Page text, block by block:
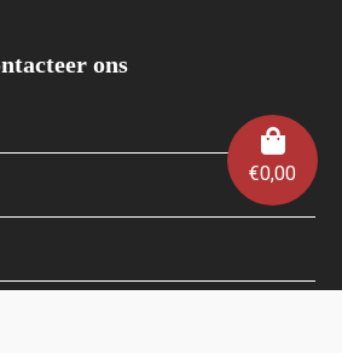
€0,00
ons